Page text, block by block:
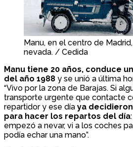
Manu, en el centro de
nevada. / Cedida
Manu tiene 20 años, conduce
del año 1988 y se unió a última
“Vivo por la zona de Barajas. Si
transporte urgente que contacte
repartidor y ese día ya
para hacer los repartos del día
empezó a nevar, vi a los coches
podía echar una mano”.